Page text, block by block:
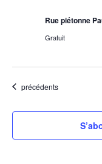
Rue piétonne
Gratuit
Évènements
précédents